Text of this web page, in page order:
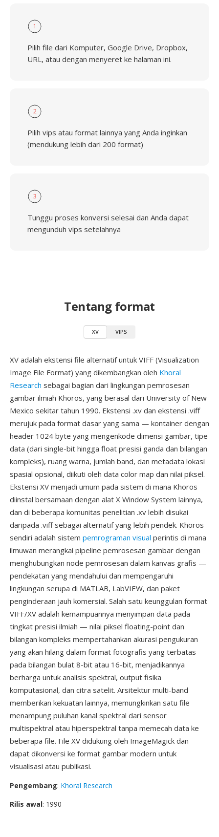
1
Pilih file dari Komputer, Google Drive, Dropbox,
URL, atau dengan menyeret ke halaman ini.
2
Pilih vips atau format lainnya yang Anda inginkan
(mendukung lebih dari 200 format)
3
Tunggu proses konversi selesai dan Anda dapat
mengunduh vips setelahnya
Tentang format
XV VIPS
XV adalah ekstensi file alternatif untuk VIFF (Visualization
Image File Format) yang dikembangkan oleh Khoral
Research sebagai bagian dari lingkungan pemrosesan
gambar ilmiah Khoros, yang berasal dari University of New
Mexico sekitar tahun 1990. Ekstensi .xv dan ekstensi .viff
merujuk pada format dasar yang sama — kontainer dengan
header 1024 byte yang mengenkode dimensi gambar, tipe
data (dari single-bit hingga float presisi ganda dan bilangan
kompleks), ruang warna, jumlah band, dan metadata lokasi
spasial opsional, diikuti oleh data color map dan nilai piksel.
Ekstensi XV menjadi umum pada sistem di mana Khoros
diinstal bersamaan dengan alat X Window System lainnya,
dan di beberapa komunitas penelitian .xv lebih disukai
daripada .viff sebagai alternatif yang lebih pendek. Khoros
sendiri adalah sistem pemrograman visual perintis di mana
ilmuwan merangkai pipeline pemrosesan gambar dengan
menghubungkan node pemrosesan dalam kanvas grafis —
pendekatan yang mendahului dan mempengaruhi
lingkungan serupa di MATLAB, LabVIEW, dan paket
penginderaan jauh komersial. Salah satu keunggulan format
VIFF/XV adalah kemampuannya menyimpan data pada
tingkat presisi ilmiah — nilai piksel floating-point dan
bilangan kompleks mempertahankan akurasi pengukuran
yang akan hilang dalam format fotografis yang terbatas
pada bilangan bulat 8-bit atau 16-bit, menjadikannya
berharga untuk analisis spektral, output fisika
komputasional, dan citra satelit. Arsitektur multi-band
memberikan kekuatan lainnya, memungkinkan satu file
menampung puluhan kanal spektral dari sensor
multispektral atau hiperspektral tanpa memecah data ke
beberapa file. File XV didukung oleh ImageMagick dan
dapat dikonversi ke format gambar modern untuk
visualisasi atau publikasi.
Pengembang: Khoral Research
Rilis awal: 1990